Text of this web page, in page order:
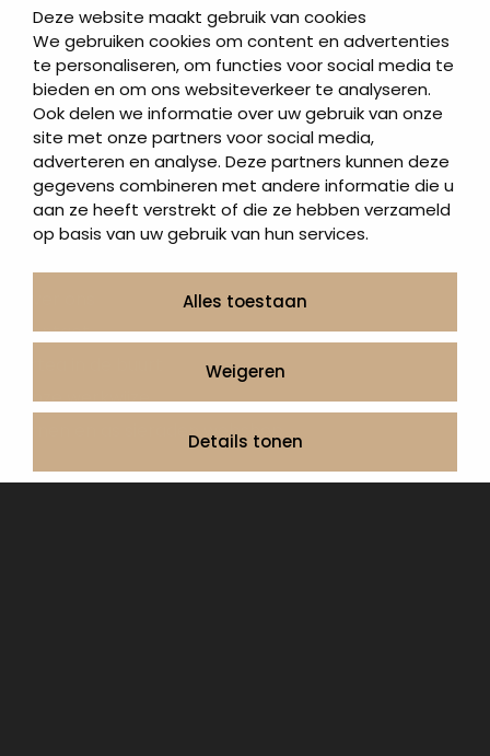
Deze website maakt gebruik van cookies
We gebruiken cookies om content en advertenties
te personaliseren, om functies voor social media te
bieden en om ons websiteverkeer te analyseren.
Ook delen we informatie over uw gebruik van onze
site met onze partners voor social media,
adverteren en analyse. Deze partners kunnen deze
gegevens combineren met andere informatie die u
aan ze heeft verstrekt of die ze hebben verzameld
op basis van uw gebruik van hun services.
Alles toestaan
Weigeren
Details tonen
Letterplaten
Grafzerken kopen
Direct naar
Grafstenen
As artikelen
Urngrafmonumenten
Informatie
Contact
Onze werkwijze
Urnen en as sieraden webshop
Volg ons op: